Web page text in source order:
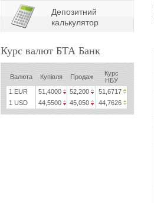
Депозитний
калькулятор
Курс валют БТА Банк
Валюта Купівля Продаж
Курс
НБУ
1 EUR
51,4000 52,200
51,6717
1 USD
44,5500 45,050 44,7626